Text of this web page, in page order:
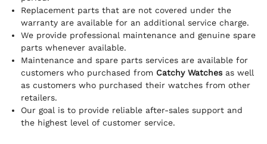
Replacement parts that are not covered under the
warranty are available for an additional service charge.
We provide professional maintenance and genuine spare
parts whenever available.
Maintenance and spare parts services are available for
customers who purchased from Catchy Watchesas well
as customers who purchased their watches from other
retailers.
Our goal is to provide reliable after-sales support and
the highest level of customer service.